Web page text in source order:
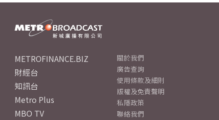
METROFINANCE.BIZ
財經台
知訊台
Metro Plus
MBO TV
關於我們
廣告查詢
使用條款及細則
版權及免責聲明
私隱政策
聯絡我們